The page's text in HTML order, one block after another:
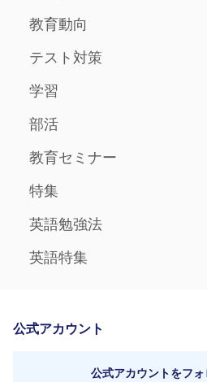
教育動向
テスト対策
学習
部活
教育セミナー
特集
英語勉強法
英語特集
公式アカウント
公式アカウントをフォ